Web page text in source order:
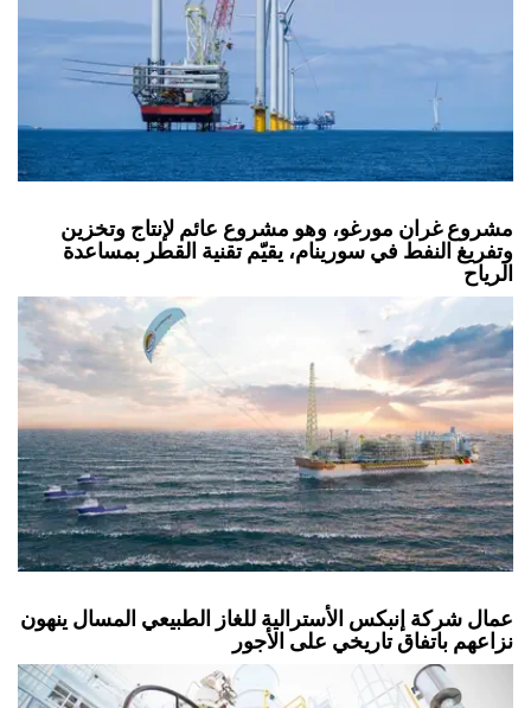
مشروع غران مورغو، وهو مشروع عائم لإنتاج وتخزين
وتفريغ النفط في سورينام، يقيّم تقنية القطر بمساعدة
الرياح
عمال شركة إنبكس الأسترالية للغاز الطبيعي المسال ينهون
نزاعهم باتفاق تاريخي على الأجور